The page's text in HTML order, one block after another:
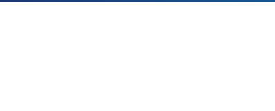
прибора может быть достигнуто за счет